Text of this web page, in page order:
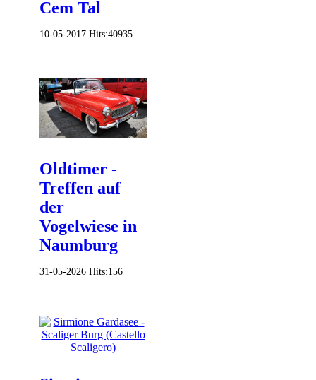
Cem Tal
10-05-2017 Hits:40935
Oldtimer -
Treffen auf
der
Vogelwiese in
Naumburg
31-05-2026 Hits:156